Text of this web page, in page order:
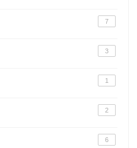
7
3
1
2
6